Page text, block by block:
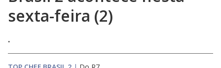
sexta-feira (2)
.